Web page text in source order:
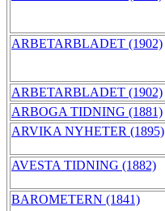
ARBETARBLADET (1902)
ARBETARBLADET (1902)
ARBOGA TIDNING (1881)
ARVIKA NYHETER (1895)
AVESTA TIDNING (1882)
BAROMETERN (1841)